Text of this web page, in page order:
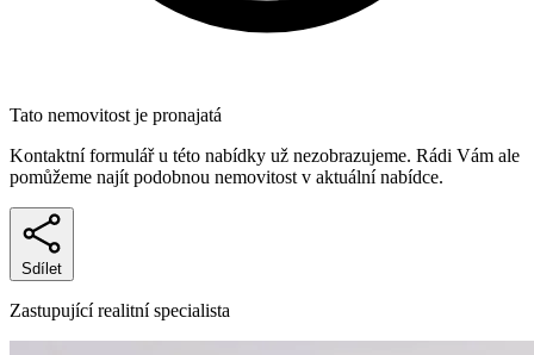
Tato nemovitost je pronajatá
Kontaktní formulář u této nabídky už nezobrazujeme. Rádi Vám ale
pomůžeme najít podobnou nemovitost v aktuální nabídce.
Sdílet
Zastupující realitní specialista